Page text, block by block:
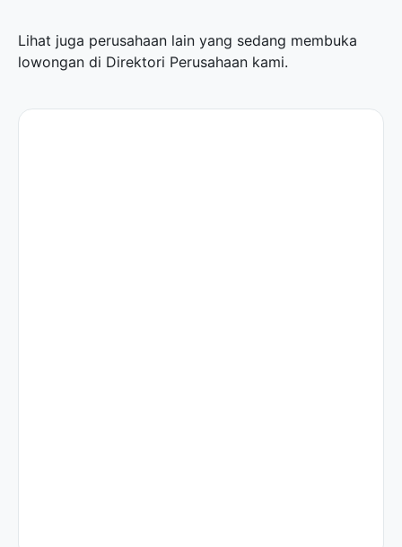
Lihat juga perusahaan lain yang sedang membuka
lowongan di Direktori Perusahaan kami.